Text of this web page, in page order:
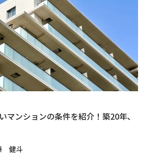
マンションの条件を紹介！築20年、
健斗